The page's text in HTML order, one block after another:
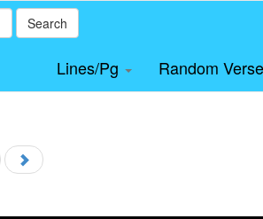
Search
Lines/Pg Random Verse